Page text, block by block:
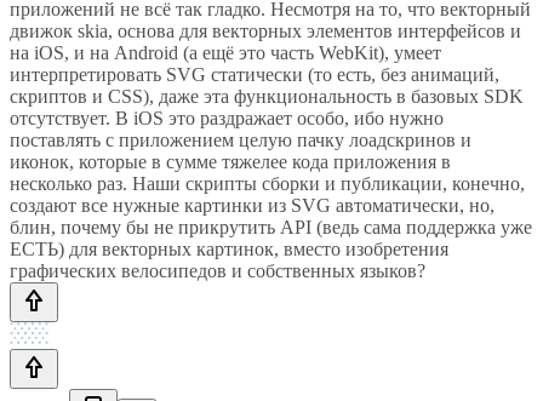
приложений не всё так гладко. Несмотря на то, что векторный
движок skia, основа для векторных элементов интерфейсов и
на iOS, и на Android (а ещё это часть WebKit), умеет
интерпретировать SVG статически (то есть, без анимаций,
скриптов и CSS), даже эта функциональность в базовых SDK
отсутствует. В iOS это раздражает особо, ибо нужно
поставлять с приложением целую пачку лоадскринов и
иконок, которые в сумме тяжелее кода приложения в
несколько раз. Наши скрипты сборки и публикации, конечно,
создают все нужные картинки из SVG автоматически, но,
блин, почему бы не прикрутить API (ведь сама поддержка уже
ЕСТЬ) для векторных картинок, вместо изобретения
графических велосипедов и собственных языков?